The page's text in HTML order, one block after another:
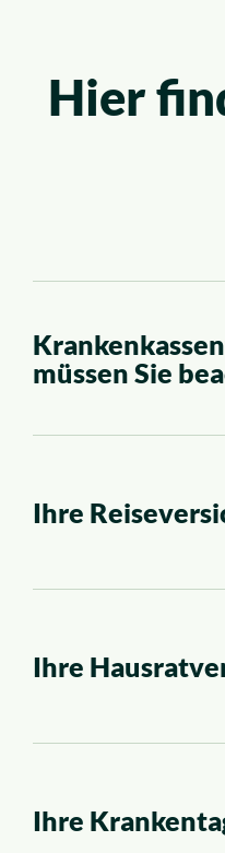
Hier
müssen Sie
Ihre
Ihre
Ihre